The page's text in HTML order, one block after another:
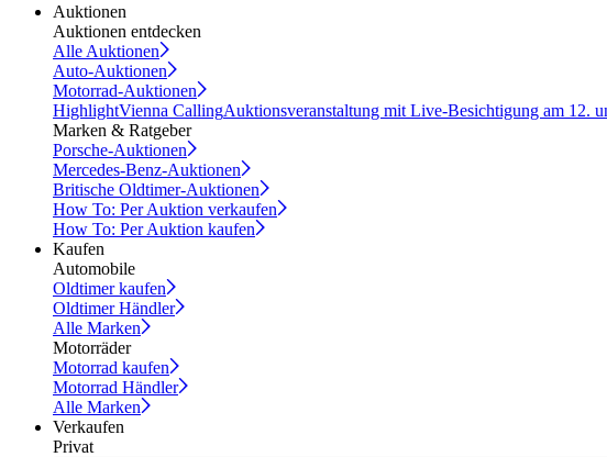
Auktionen
Auktionen entdecken
Alle Auktionen
Auto-Auktionen
Motorrad-Auktionen
HighlightVienna CallingAuktionsveranstaltung mit Live-Besichtigung am 12.
Marken & Ratgeber
Porsche-Auktionen
Mercedes-Benz-Auktionen
Britische Oldtimer-Auktionen
How To: Per Auktion verkaufen
How To: Per Auktion kaufen
Kaufen
Automobile
Oldtimer kaufen
Oldtimer Händler
Alle Marken
Motorräder
Motorrad kaufen
Motorrad Händler
Alle Marken
Verkaufen
Privat